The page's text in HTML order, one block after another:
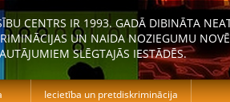
CENTRS IR 1993. GADĀ DIBINĀTA
UN NAIDA NOZIEGUMU
SLĒGTAJĀS IESTĀDĒS.
Iecietība un pretdiskriminācija